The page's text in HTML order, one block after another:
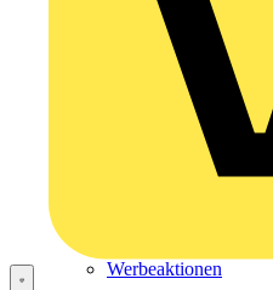
Werbeaktionen